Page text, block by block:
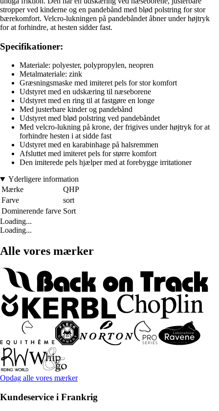
stropper ved kinderne og en pandebånd med blød polstring for stor
bærekomfort. Velcro-lukningen på pandebåndet åbner under højtryk
for at forhindre, at hesten sidder fast.
Specifikationer:
Materiale: polyester, polypropylen, neopren
Metalmateriale: zink
Græsningsmaske med imiteret pels for stor komfort
Udstyret med en udskæring til næseborene
Udstyret med en ring til at fastgøre en longe
Med justerbare kinder og pandebånd
Udstyret med blød polstring ved pandebåndet
Med velcro-lukning på krone, der frigives under højtryk for at
forhindre hesten i at sidde fast
Udstyret med en karabinhage på halsremmen
Afsluttet med imiteret pels for større komfort
Den imiterede pels hjælper med at forebygge irritationer
Yderligere information
Mærke
QHP
Farve
sort
Dominerende farve Sort
Loading...
Loading...
Alle vores mærker
Opdag alle vores mærker
Kundeservice i Frankrig